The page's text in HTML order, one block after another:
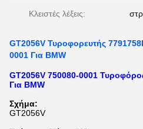
Κλειστές λέξεις:
GT2056V Τυροφορευτής
0001 Για BMW
GT2056V 750080-0001
Για BMW
Σχήμα:
GT2056V